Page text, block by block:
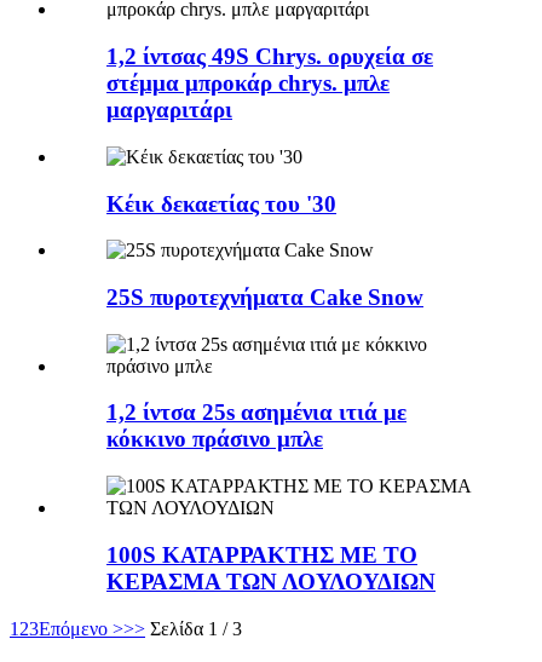
1,2 ίντσας 49S Chrys. ορυχεία σε
στέμμα μπροκάρ chrys. μπλε
μαργαριτάρι
Κέικ δεκαετίας του '30
25S πυροτεχνήματα Cake Snow
1,2 ίντσα 25s ασημένια ιτιά με
κόκκινο πράσινο μπλε
100S ΚΑΤΑΡΡΑΚΤΗΣ ΜΕ ΤΟ
ΚΕΡΑΣΜΑ ΤΩΝ ΛΟΥΛΟΥΔΙΩΝ
1 23Επόμενο >>> Σελίδα 1 / 3